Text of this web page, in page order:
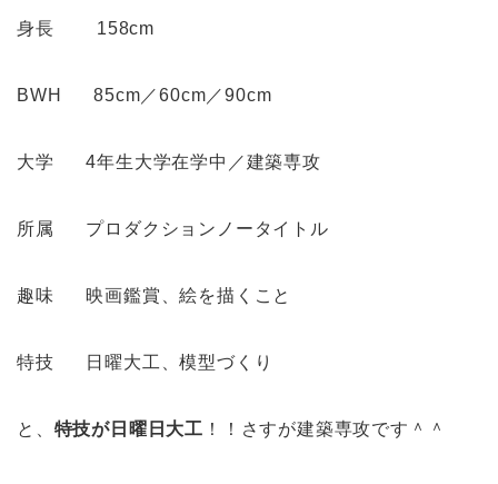
身長 158cm
BWH 85cm／60cm／90cm
大学 4年生大学在学中／建築専攻
所属 プロダクションノータイトル
趣味 映画鑑賞、絵を描くこと
特技 日曜大工、模型づくり
と、 特技が日曜日大工 ！！さすが建築専攻です＾＾